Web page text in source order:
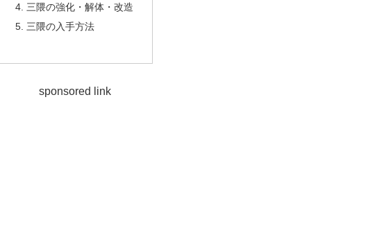
三隈の強化・解体・改造
三隈の入手方法
sponsored link